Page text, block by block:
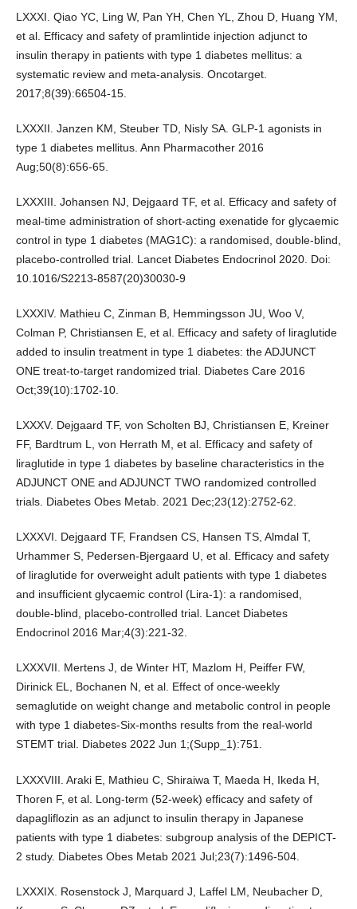
LXXXI. Qiao YC, Ling W, Pan YH, Chen YL, Zhou D, Huang YM,
et al. Efficacy and safety of pramlintide injection adjunct to
insulin therapy in patients with type 1 diabetes mellitus: a
systematic review and meta-analysis. Oncotarget.
2017;8(39):66504-15.
LXXXII. Janzen KM, Steuber TD, Nisly SA. GLP-1 agonists in
type 1 diabetes mellitus. Ann Pharmacother 2016
Aug;50(8):656-65.
LXXXIII. Johansen NJ, Dejgaard TF, et al. Efficacy and safety of
meal-time administration of short-acting exenatide for glycaemic
control in type 1 diabetes (MAG1C): a randomised, double-blind,
placebo-controlled trial. Lancet Diabetes Endocrinol 2020. Doi:
10.1016/S2213-8587(20)30030-9
LXXXIV. Mathieu C, Zinman B, Hemmingsson JU, Woo V,
Colman P, Christiansen E, et al. Efficacy and safety of liraglutide
added to insulin treatment in type 1 diabetes: the ADJUNCT
ONE treat-to-target randomized trial. Diabetes Care 2016
Oct;39(10):1702-10.
LXXXV. Dejgaard TF, von Scholten BJ, Christiansen E, Kreiner
FF, Bardtrum L, von Herrath M, et al. Efficacy and safety of
liraglutide in type 1 diabetes by baseline characteristics in the
ADJUNCT ONE and ADJUNCT TWO randomized controlled
trials. Diabetes Obes Metab. 2021 Dec;23(12):2752-62.
LXXXVI. Dejgaard TF, Frandsen CS, Hansen TS, Almdal T,
Urhammer S, Pedersen-Bjergaard U, et al. Efficacy and safety
of liraglutide for overweight adult patients with type 1 diabetes
and insufficient glycaemic control (Lira-1): a randomised,
double-blind, placebo-controlled trial. Lancet Diabetes
Endocrinol 2016 Mar;4(3):221-32.
LXXXVII. Mertens J, de Winter HT, Mazlom H, Peiffer FW,
Dirinick EL, Bochanen N, et al. Effect of once-weekly
semaglutide on weight change and metabolic control in people
with type 1 diabetes-Six-months results from the real-world
STEMT trial. Diabetes 2022 Jun 1;(Supp_1):751.
LXXXVIII. Araki E, Mathieu C, Shiraiwa T, Maeda H, Ikeda H,
Thoren F, et al. Long-term (52-week) efficacy and safety of
dapagliflozin as an adjunct to insulin therapy in Japanese
patients with type 1 diabetes: subgroup analysis of the DEPICT-
2 study. Diabetes Obes Metab 2021 Jul;23(7):1496-504.
LXXXIX. Rosenstock J, Marquard J, Laffel LM, Neubacher D,